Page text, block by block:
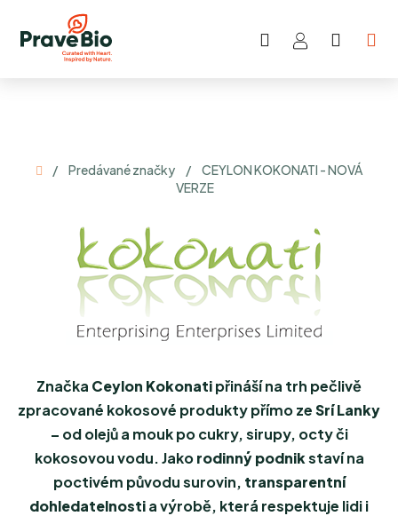
obsah
Hľadať
Domov
/ Predávané značky /
CEYLON KOKONATI - NOVÁ
VERZE
Značka Ceylon Kokonatipřináší na trh pečlivě
zpracované kokosové produkty přímo zeSrí Lanky
– od olejů a mouk po cukry, sirupy, octy či
kokosovou vodu. Jakorodinný podnikstaví na
poctivém původu surovin, transparentní
dohledatelnostia výrobě, která respektuje lidi i